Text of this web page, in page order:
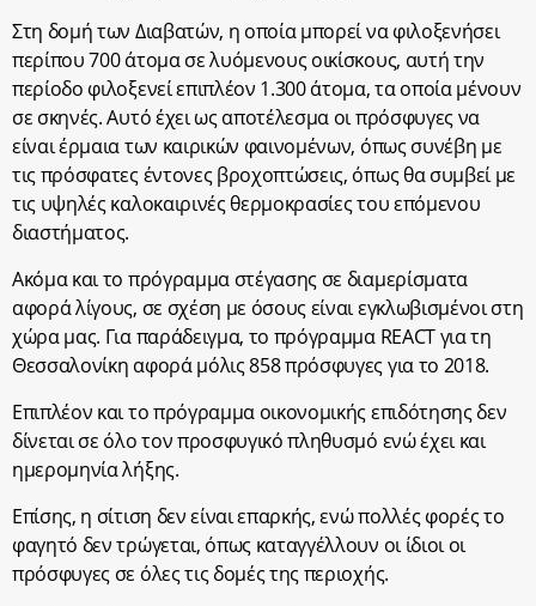
Στη δομή των Διαβατών, η οποία μπορεί να φιλοξενήσει
περίπου 700 άτομα σε λυόμενους οικίσκους, αυτή την
περίοδο φιλοξενεί επιπλέον 1.300 άτομα, τα οποία μένουν
σε σκηνές. Αυτό έχει ως αποτέλεσμα οι πρόσφυγες να
είναι έρμαια των καιρικών φαινομένων, όπως συνέβη με
τις πρόσφατες έντονες βροχοπτώσεις, όπως θα συμβεί με
τις υψηλές καλοκαιρινές θερμοκρασίες του επόμενου
διαστήματος.
Ακόμα και το πρόγραμμα στέγασης σε διαμερίσματα
αφορά λίγους, σε σχέση με όσους είναι εγκλωβισμένοι στη
χώρα μας. Για παράδειγμα, το πρόγραμμα REACT για τη
Θεσσαλονίκη αφορά μόλις 858 πρόσφυγες για το 2018.
Επιπλέον και το πρόγραμμα οικονομικής επιδότησης δεν
δίνεται σε όλο τον προσφυγικό πληθυσμό ενώ έχει και
ημερομηνία λήξης.
Επίσης, η σίτιση δεν είναι επαρκής, ενώ πολλές φορές το
φαγητό δεν τρώγεται, όπως καταγγέλλουν οι ίδιοι οι
πρόσφυγες σε όλες τις δομές της περιοχής.